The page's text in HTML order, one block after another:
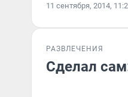
11 сентября, 2014,
РАЗВЛЕЧЕНИЯ
Сделал